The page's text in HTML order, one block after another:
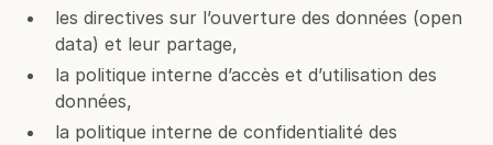
les directives sur l’ouverture des données (open
data) et leur partage,
la politique interne d’accès et d’utilisation des
données,
la politique interne de confidentialité des